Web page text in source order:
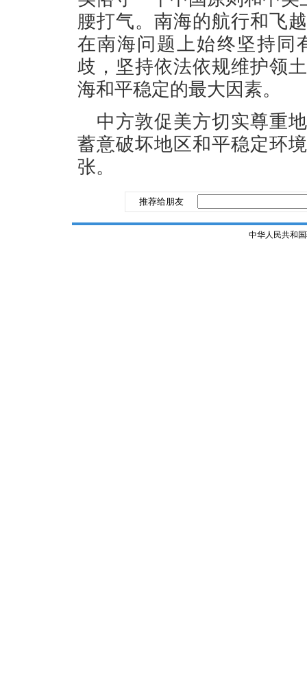
腰打气。南海的航行和飞
在南海问题上始终坚持同
歧，坚持依法依规维护领
海和平稳定的最大因素。
中方敦促美方切实尊重
蓄意破坏地区和平稳定环
张。
推荐给朋友
中华人民共和